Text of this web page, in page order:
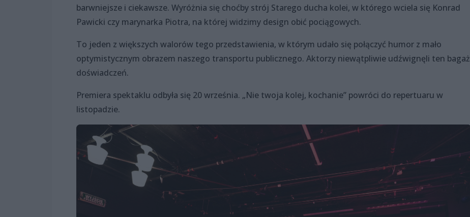
barwniejsze i ciekawsze. Wyróżnia się choćby strój Starego ducha kolei, w którego wciela się Konrad
Pawicki czy marynarka Piotra, na której widzimy design obić pociągowych.
To jeden z większych walorów tego przedstawienia, w którym udało się połączyć humor z mało
optymistycznym obrazem naszego transportu publicznego. Aktorzy niewątpliwie udźwignęli ten bagaż
doświadczeń.
Premiera spektaklu odbyła się 20 września. „Nie twoja kolej, kochanie” powróci do repertuaru w
listopadzie.